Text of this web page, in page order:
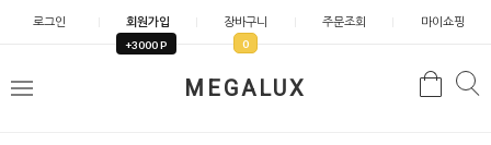
로그인 회원가입
+3000 P
장바구니
0
주문조회 마이쇼핑
MEGALUX
메
검